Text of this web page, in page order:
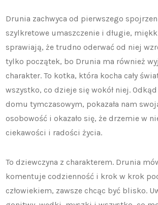
Drunia zachwyca od pierwszego
szylkretowe umaszczenie i długie,
sprawiają, że trudno oderwać od niej
tylko początek, bo Drunia ma również
charakter. To kotka, która kocha cały
wszystko, co dzieje się wokół niej. Odkąd
domu tymczasowym, pokazała nam
osobowość i okazało się, że drzemie w
ciekawości i radości życia.
To dziewczyna z charakterem. Drunia
komentuje codzienność i krok w krok
człowiekiem, zawsze chcąc być blisko.